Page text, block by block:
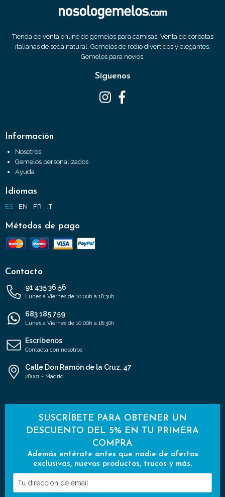
Tienda de venta online de gemelos para camisas. Venta de corbatas
italianas de seda natural. Gemelos de rodio divertidos y elegantes.
Gemelos para novios.
Síguenos
Información
Nosotros
Gemelos personalizados
Ayuda
Idiomas
ES EN FR IT
Métodos de pago
Contacto
91 435 36 56
Lunes a Viernes de 10:00h a 18:30h
683 185 759
Lunes a Viernes de 10:00h a 18:30h
Escríbenos
Contacta con nosotros
Calle Don Ramón de la Cruz, 47
28001 - Madrid
SUSCRÍBETE PARA OBTENER UN
DESCUENTO DEL 5% EN TU PRIMERA
COMPRA
Además entérate antes que nadie de ofertas
exclusivas, nuevos productos, trucos y más.
Tu
dirección